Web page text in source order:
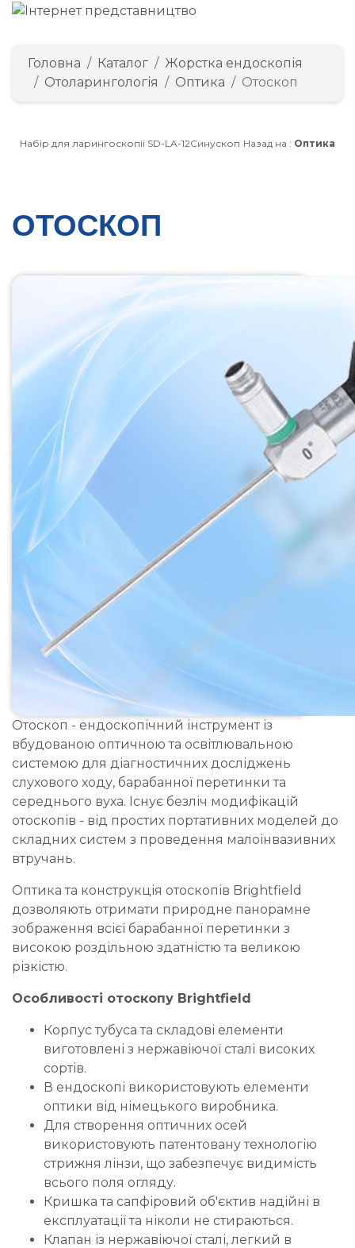
Головна Каталог
Жорстка ендоскопія
Отоларингологія
Оптика Отоскоп
Набір для ларингоскопії SD-LA-12Синускоп Назад на : Оптика
ОТОСКОП
Отоскоп - ендоскопічний інструмент із
вбудованою оптичною та освітлювальною
системою для діагностичних досліджень
слухового ходу, барабанної перетинки та
середнього вуха. Існує безліч модифікацій
отоскопів - від простих портативних моделей до
складних систем з проведення малоінвазивних
втручань.
Оптика та конструкція отоскопів Brightfield
дозволяють отримати природне панорамне
зображення всієї барабанної перетинки з
високою роздільною здатністю та великою
різкістю.
Особливості отоскопу Brightfield
Корпус тубуса та складові елементи
виготовлені з нержавіючої сталі високих
сортів.
В ендоскопі використовують елементи
оптики від німецького виробника.
Для створення оптичних осей
використовують патентовану технологію
стрижня лінзи, що забезпечує видимість
всього поля огляду.
Кришка та сапфіровий об'єктив надійні в
експлуатації та ніколи не стираються.
Клапан із нержавіючої сталі, легкий в